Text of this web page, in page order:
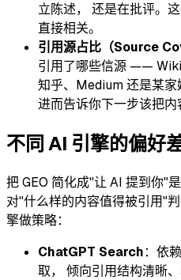
立陈述， 还是在批评。
直接相关。
引用源占比（Source
引用了哪些信源 ——
知乎、Medium 还是某家
进而告诉你下一步该把内
不同 AI 引擎的偏好
把 GEO 简化成"让 AI 提到你"
对"什么样的内容值得被引用"
擎做策略：
ChatGPT Search：依
取， 倾向引用结构清晰